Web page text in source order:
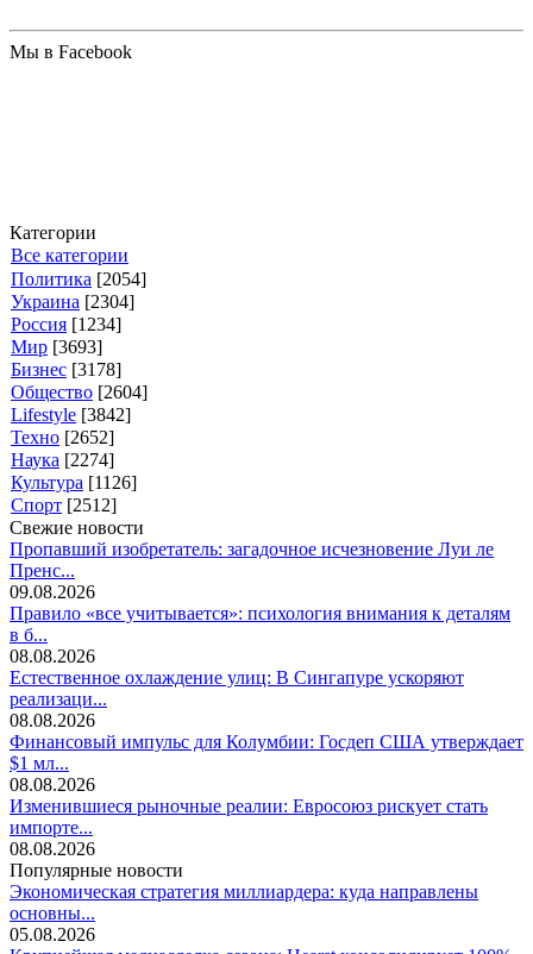
Мы в Facebook
Категории
Все категории
Политика [2054]
Украина [2304]
Россия [1234]
Мир [3693]
Бизнес [3178]
Общество [2604]
Lifestyle [3842]
Техно [2652]
Наука [2274]
Культура [1126]
Спорт [2512]
Свежие новости
Пропавший изобретатель: загадочное исчезновение Луи ле
Пренс...
09.08.2026
Правило «все учитывается»: психология внимания к деталям
в б...
08.08.2026
Естественное охлаждение улиц: В Сингапуре ускоряют
реализаци...
08.08.2026
Финансовый импульс для Колумбии: Госдеп США утверждает
$1 мл...
08.08.2026
Изменившиеся рыночные реалии: Евросоюз рискует стать
импорте...
08.08.2026
Популярные новости
Экономическая стратегия миллиардера: куда направлены
основны...
05.08.2026